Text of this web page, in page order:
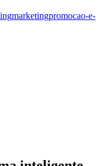
marketingpromocao-e-